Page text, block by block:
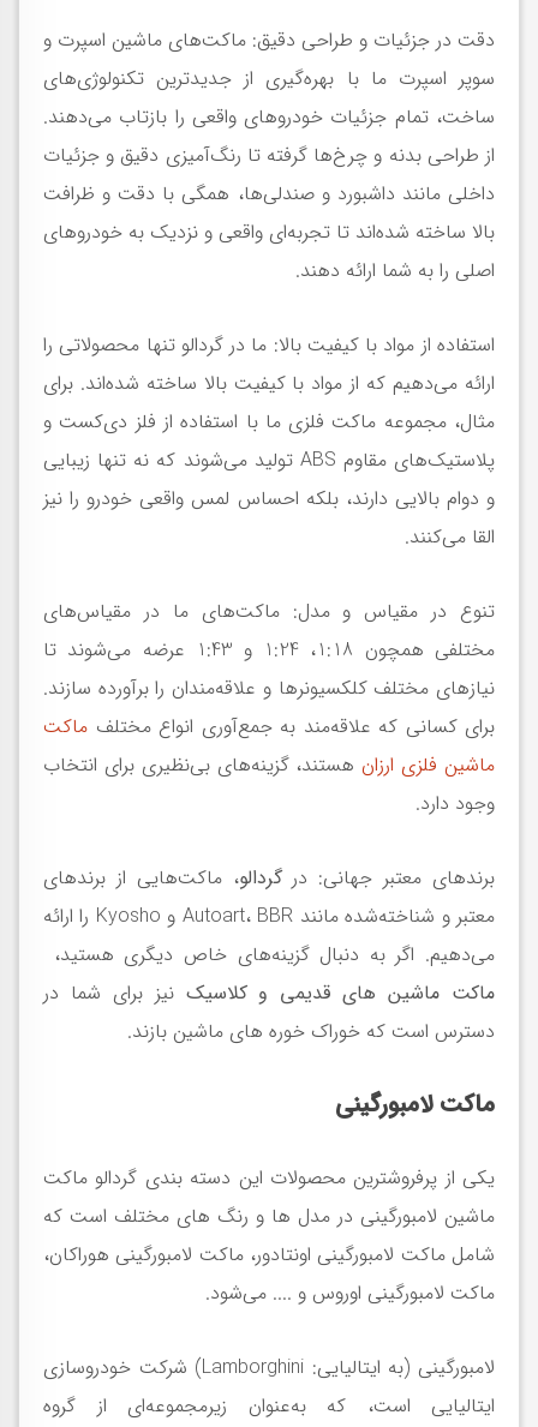
دقت در جزئیات و طراحی دقیق: ماکت‌های ماشین اسپرت و
سوپر اسپرت ما با بهره‌گیری از جدیدترین تکنولوژی‌های
ساخت، تمام جزئیات خودروهای واقعی را بازتاب می‌دهند.
از طراحی بدنه و چرخ‌ها گرفته تا رنگ‌آمیزی دقیق و جزئیات
داخلی مانند داشبورد و صندلی‌ها، همگی با دقت و ظرافت
بالا ساخته شده‌اند تا تجربه‌ای واقعی و نزدیک به خودروهای
اصلی را به شما ارائه دهند.
استفاده از مواد با کیفیت بالا: ما در گردالو تنها محصولاتی را
ارائه می‌دهیم که از مواد با کیفیت بالا ساخته شده‌اند. برای
مثال، مجموعه ماکت فلزی ما با استفاده از فلز دی‌کست و
پلاستیک‌های مقاوم ABS تولید می‌شوند که نه تنها زیبایی
و دوام بالایی دارند، بلکه احساس لمس واقعی خودرو را نیز
القا می‌کنند.
تنوع در مقیاس و مدل: ماکت‌های ما در مقیاس‌های
مختلفی همچون 1:18، 1:24 و 1:43 عرضه می‌شوند تا
نیازهای مختلف کلکسیونرها و علاقه‌مندان را برآورده سازند.
برای کسانی که علاقه‌مند به جمع‌آوری انواع مختلف ماکت
ماشین فلزی ارزانهستند، گزینه‌های بی‌نظیری برای انتخاب
وجود دارد.
برندهای معتبر جهانی: درگردالو، ماکت‌هایی از برندهای
معتبر و شناخته‌شده مانند Autoart، BBR و Kyosho را ارائه
می‌دهیم. اگر به دنبال گزینه‌های خاص دیگری هستید،
ماکت ماشین های قدیمی و کلاسیک نیز برای شما در
دسترس است که خوراک خوره های ماشین بازند.
ماکت لامبورگینی
یکی از پرفروشترین محصولات این دسته بندی گردالو ماکت
ماشین لامبورگینی در مدل ها و رنگ های مختلف است که
شامل ماکت لامبورگینی اونتادور، ماکت لامبورگینی هوراکان،
ماکت لامبورگینی اوروس و .... می‌شود.
لامبورگینی (به ایتالیایی: Lamborghini) شرکت خودروسازی
ایتالیایی است، که به‌عنوان زیرمجموعه‌ای از گروه